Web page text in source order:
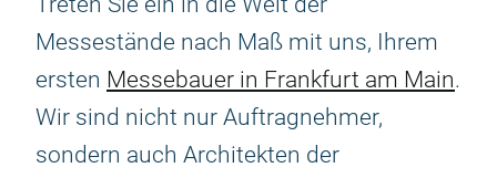
Messestände nach Maß mit uns, Ihrem
ersten Messebauer in Frankfurt am Main.
Wir sind nicht nur Auftragnehmer,
sondern auch Architekten der